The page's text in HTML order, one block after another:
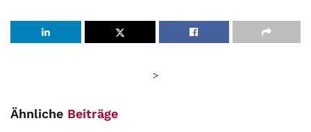
>
Ähnliche Beiträge